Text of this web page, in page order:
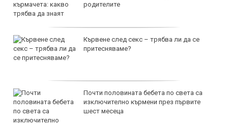
родителите
Кървене след секс – трябва ли да се
притесняваме?
Почти половината бебета по света са
изключително кърмени през първите
шест месеца